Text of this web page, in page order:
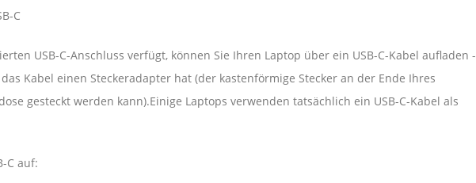
C
USB-C-Anschluss verfügt, können Sie Ihren Laptop über ein USB-C-Kabel aufladen -
Kabel einen Steckeradapter hat (der kastenförmige Stecker an der Ende Ihres
gesteckt werden kann).Einige Laptops verwenden tatsächlich ein USB-C-Kabel als
C auf: